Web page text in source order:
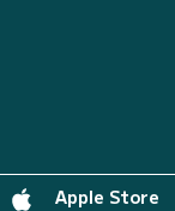
Apple Store